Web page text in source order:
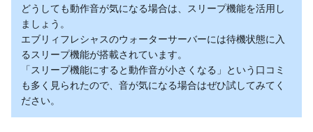
どうしても動作音が気になる場合は、スリープ機能を活用し
ましょう。
エブリィフレシャスのウォーターサーバーには待機状態に入
るスリープ機能が搭載されています。
「スリープ機能にすると動作音が小さくなる」という口コミ
も多く見られたので、音が気になる場合はぜひ試してみてく
ださい。